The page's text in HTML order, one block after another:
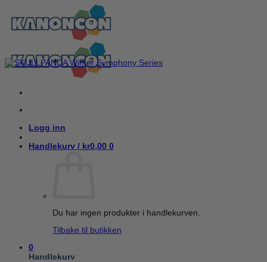
content
Logg inn
Handlekurv / kr0,00 0
Du har ingen produkter i handlekurven.
Tilbake til butikken
0
Handlekurv